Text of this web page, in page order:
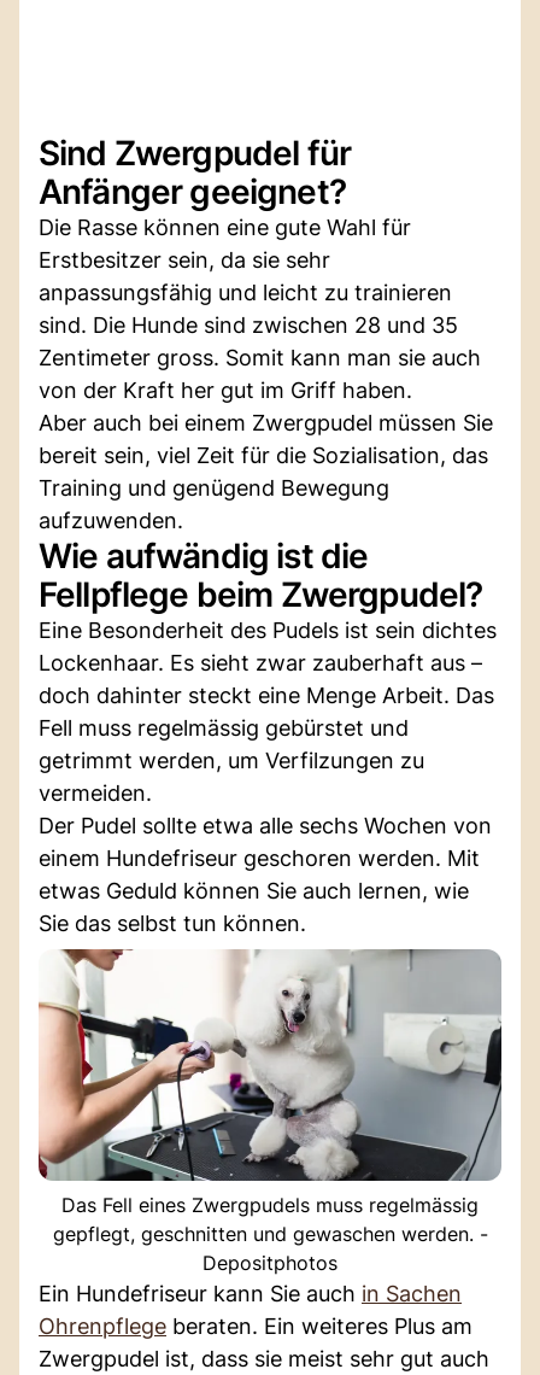
Sind Zwergpudel für
Anfänger geeignet?
Die Rasse können eine gute Wahl für
Erstbesitzer sein, da sie sehr
anpassungsfähig und leicht zu trainieren
sind. Die Hunde sind zwischen 28 und 35
Zentimeter gross. Somit kann man sie auch
von der Kraft her gut im Griff haben.
Aber auch bei einem Zwergpudel müssen Sie
bereit sein, viel Zeit für die Sozialisation, das
Training und genügend Bewegung
aufzuwenden.
Wie aufwändig ist die
Fellpflege beim Zwergpudel?
Eine Besonderheit des Pudels ist sein dichtes
Lockenhaar. Es sieht zwar zauberhaft aus –
doch dahinter steckt eine Menge Arbeit. Das
Fell muss regelmässig gebürstet und
getrimmt werden, um Verfilzungen zu
vermeiden.
Der Pudel sollte etwa alle sechs Wochen von
einem Hundefriseur geschoren werden. Mit
etwas Geduld können Sie auch lernen, wie
Sie das selbst tun können.
Das Fell eines Zwergpudels muss regelmässig
gepflegt, geschnitten und gewaschen werden. -
Depositphotos
Ein Hundefriseur kann Sie auch in Sachen
Ohrenpflege beraten. Ein weiteres Plus am
Zwergpudel ist, dass sie meist sehr gut auch